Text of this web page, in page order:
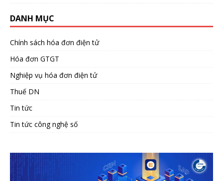
DANH MỤC
Chính sách hóa đơn điện tử
Hóa đơn GTGT
Nghiệp vụ hóa đơn điện tử
Thuế DN
Tin tức
Tin tức công nghệ số